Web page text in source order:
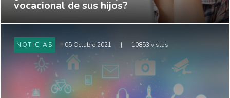
vocacional de sus hijos?
NOTICIAS 05 Octubre 2021 | 10853 vistas